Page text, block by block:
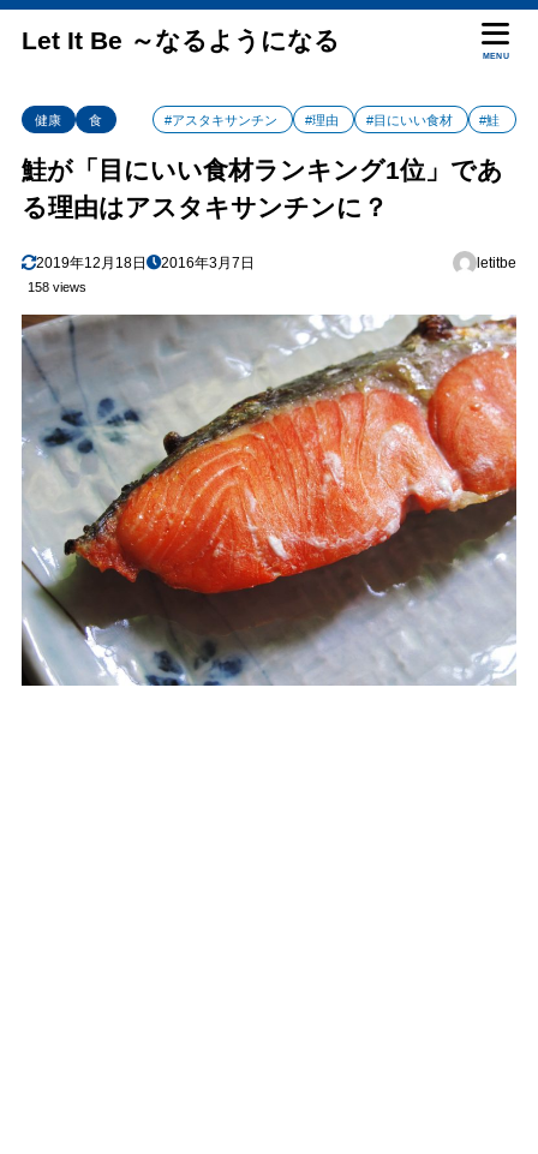
Let It Be ～なるようになる
MENU
健康 食 #アスタキサンチン #理由 #目にいい食材 #鮭
鮭が「目にいい食材ランキング1位」であ
る理由はアスタキサンチンに？
2019年12月18日 2016年3月7日 letitbe
158 views